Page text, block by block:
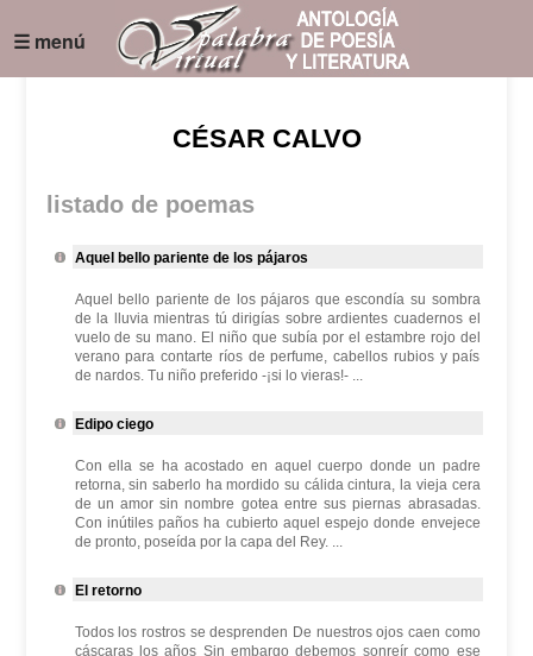
☰ menú
CÉSAR CALVO
listado de poemas
Aquel bello pariente de los pájaros
Aquel bello pariente de los pájaros que escondía su sombra
de la lluvia mientras tú dirigías sobre ardientes cuadernos el
vuelo de su mano. El niño que subía por el estambre rojo del
verano para contarte ríos de perfume, cabellos rubios y país
de nardos. Tu niño preferido -¡si lo vieras!- ...
Edipo ciego
Con ella se ha acostado en aquel cuerpo donde un padre
retorna, sin saberlo ha mordido su cálida cintura, la vieja cera
de un amor sin nombre gotea entre sus piernas abrasadas.
Con inútiles paños ha cubierto aquel espejo donde envejece
de pronto, poseída por la capa del Rey. ...
El retorno
Todos los rostros se desprenden De nuestros ojos caen como
cáscaras los años Sin embargo debemos sonreír como ese